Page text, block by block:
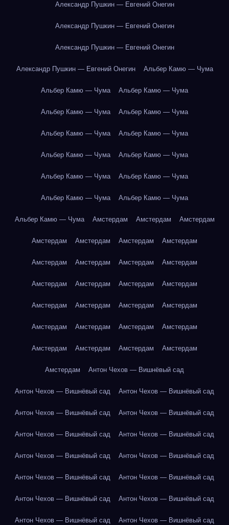
Александр Пушкин — Евгений Онегин
Александр Пушкин — Евгений Онегин
Александр Пушкин — Евгений Онегин
Александр Пушкин — Евгений Онегин Альбер Камю — Чума
Альбер Камю — Чума Альбер Камю — Чума
Альбер Камю — Чума Альбер Камю — Чума
Альбер Камю — Чума Альбер Камю — Чума
Альбер Камю — Чума Альбер Камю — Чума
Альбер Камю — Чума Альбер Камю — Чума
Альбер Камю — Чума Альбер Камю — Чума
Альбер Камю — Чума Амстердам Амстердам Амстердам
Амстердам Амстердам Амстердам Амстердам
Амстердам Амстердам Амстердам Амстердам
Амстердам Амстердам Амстердам Амстердам
Амстердам Амстердам Амстердам Амстердам
Амстердам Амстердам Амстердам Амстердам
Амстердам Амстердам Амстердам Амстердам
Амстердам Антон Чехов — Вишнёвый сад
Антон Чехов — Вишнёвый сад Антон Чехов — Вишнёвый сад
Антон Чехов — Вишнёвый сад Антон Чехов — Вишнёвый сад
Антон Чехов — Вишнёвый сад Антон Чехов — Вишнёвый сад
Антон Чехов — Вишнёвый сад Антон Чехов — Вишнёвый сад
Антон Чехов — Вишнёвый сад Антон Чехов — Вишнёвый сад
Антон Чехов — Вишнёвый сад Антон Чехов — Вишнёвый сад
Антон Чехов — Вишнёвый сад Антон Чехов — Вишнёвый сад